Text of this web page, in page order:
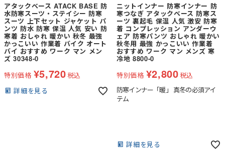
アタックベース ATACK BASE 防
水防寒スーツ・ステイシー 防寒
スーツ 上下セット ジャケット パ
ンツ 防水 防寒 保温 人気 安い 防
寒着 おしゃれ 暖かい 秋冬 最強
かっこいい 作業着 バイク オート
バイ おすすめ ワーク マン メン
ズ 30348-0
特別価格 ¥5,720税込
詳細を見る
ニットインナー 防寒インナー 防
寒つなぎ アタックベース 防寒ス
ーツ 裏起毛 保温 人気 激安 防寒
着 コンプレッション アンダーウ
ェア 防寒パンツ おしゃれ 暖かい
秋冬用 最強 かっこいい 作業着
おすすめ ワーク マン メンズ 寒
冷地 8800-0
特別価格 ¥2,800税込
防寒インナー「暖」 真冬の必須アイ
テム
詳細を見る